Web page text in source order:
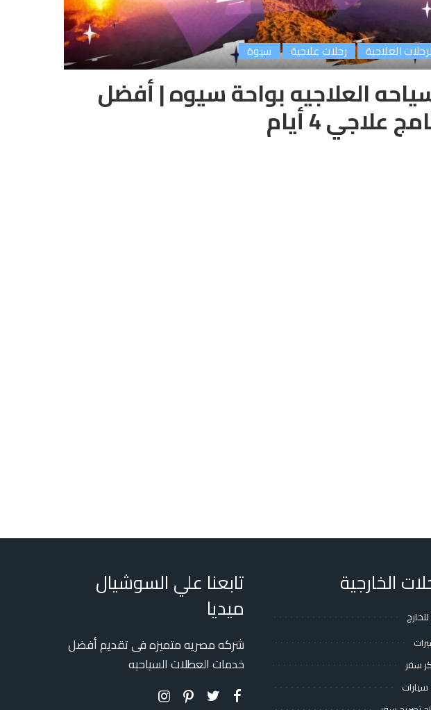
العلاجية رحلات علاجية سيوة
العلاجيه بواحة سيوه | أفضل
علاجي 4 أيام
الخارجية
سفر
تابعنا علي السوشيال
ميديا
شركه مصريه متميزه فى تقديم أفضل
خدمات العطلات السياحيه